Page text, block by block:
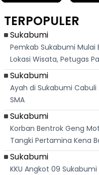
Banteng
"Bang
TERPOPULER
Sukabumi
Pemkab Sukabumi Mulai
Lokasi Wisata, Petugas
Sukabumi
Ayah di Sukabumi Cabuli
SMA
Sukabumi
Korban Bentrok Geng
Tangki Pertamina Kena
Sukabumi
KKU Angkot 09